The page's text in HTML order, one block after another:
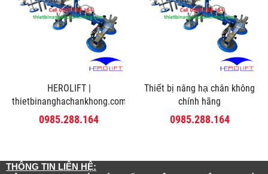
HEROLIFT |
thietbinanghachankhong.com
0985.288.164
Thiết bị nâng hạ chân không
chính hãng
0985.288.164
THÔNG TIN LIÊN HỆ: